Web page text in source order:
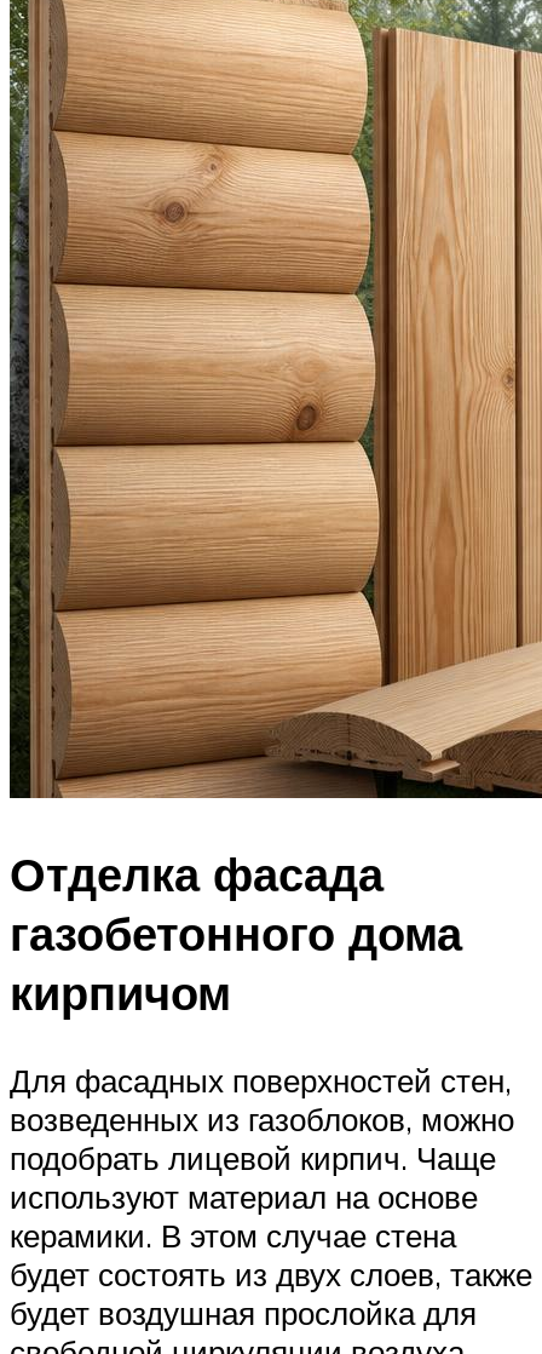
Отделка фасада
газобетонного дома
кирпичом
Для фасадных поверхностей стен,
возведенных из газоблоков, можно
подобрать лицевой кирпич. Чаще
используют материал на основе
керамики. В этом случае стена
будет состоять из двух слоев, также
будет воздушная прослойка для